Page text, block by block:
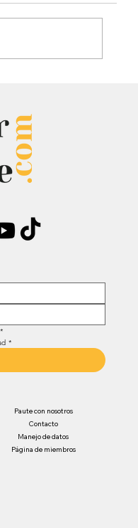
a trend viral y
de ser tu
*
*
Paute con nosotros
Contacto
Manejo de datos
Página de miembros